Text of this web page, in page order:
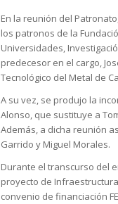
En la reunión del
los patronos de la
Universidades,
predecesor en el cargo,
Tecnológico del Metal de
A su vez, se produjo la
Alonso, que sustituye a
Además, a dicha reunión
Garrido y Miguel Morales.
Durante el transcurso del
proyecto de
convenio de financiación